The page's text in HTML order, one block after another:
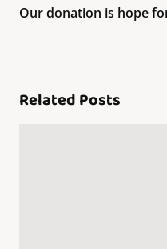
Our donation is hope
Related Posts